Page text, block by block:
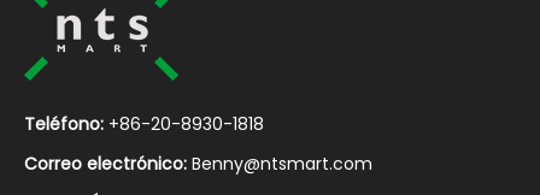
Teléfono: +86-20-8930-1818
Correo electrónico: Benny@ntsmart.com